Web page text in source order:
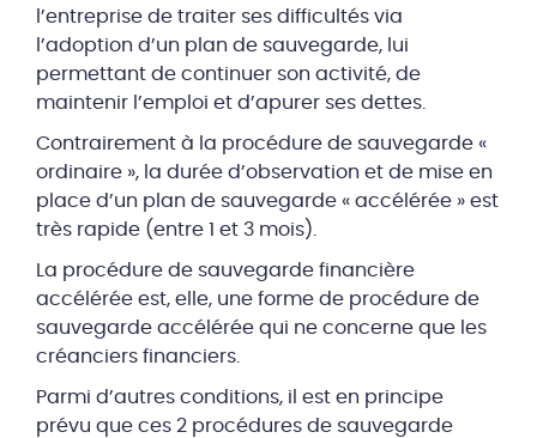
l’entreprise de traiter ses difficultés via
l’adoption d’un plan de sauvegarde, lui
permettant de continuer son activité, de
maintenir l’emploi et d’apurer ses dettes.
Contrairement à la procédure de sauvegarde «
ordinaire », la durée d’observation et de mise en
place d’un plan de sauvegarde « accélérée » est
très rapide (entre 1 et 3 mois).
La procédure de sauvegarde financière
accélérée est, elle, une forme de procédure de
sauvegarde accélérée qui ne concerne que les
créanciers financiers.
Parmi d’autres conditions, il est en principe
prévu que ces 2 procédures de sauvegarde